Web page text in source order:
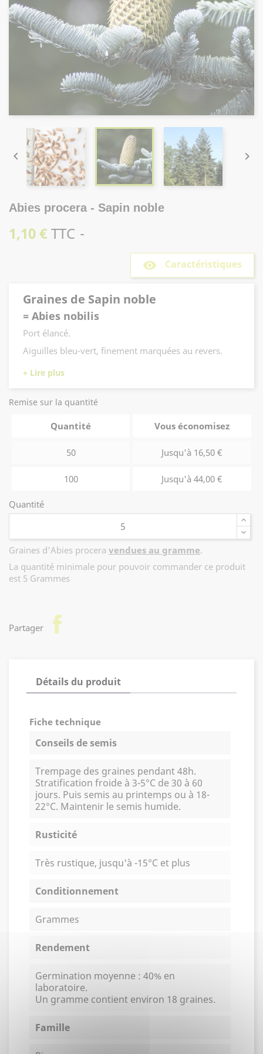
 
Abies procera - Sapin noble
1,10 €TTC
remove_red_eye Caractéristiques
Graines de Sapin noble
= Abies nobilis
Port élancé.
Aiguilles bleu-vert, finement marquées au revers.
Longs cônes pourpres.
Utilisation "Sapin de Noël"
Remise sur la quantité
Quantité Vous économisez
50 Jusqu'à 16,50 €
100 Jusqu'à 44,00 €
Quantité
Graines d'Abies procera vendues au gramme.
La quantité minimale pour pouvoir commander ce produit
est 5 Grammes
Partager facebook
Détails du produit
Fiche technique
Conseils de semis
Trempage des graines pendant 48h.
Stratification froide à 3-5°C de 30 à 60
jours. Puis semis au printemps ou à 18-
22°C. Maintenir le semis humide.
Rusticité
Très rustique, jusqu'à -15°C et plus
Conditionnement
Grammes
Rendement
Germination moyenne : 40% en
laboratoire.
Un gramme contient environ 18 graines.
Famille